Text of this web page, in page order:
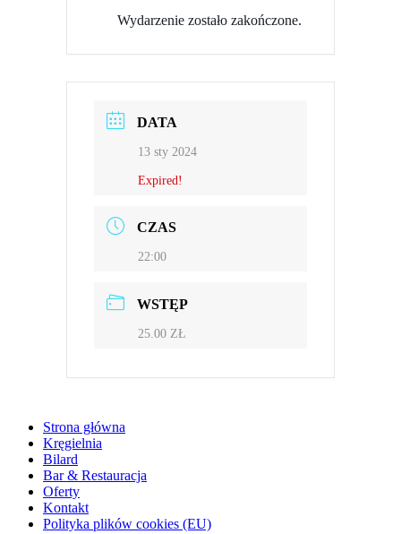
Wydarzenie zostało zakończone.
DATA
13 sty 2024
Expired!
CZAS
22:00
WSTĘP
25.00 ZŁ
Strona główna
Kręgielnia
Bilard
Bar & Restauracja
Oferty
Kontakt
Polityka plików cookies (EU)